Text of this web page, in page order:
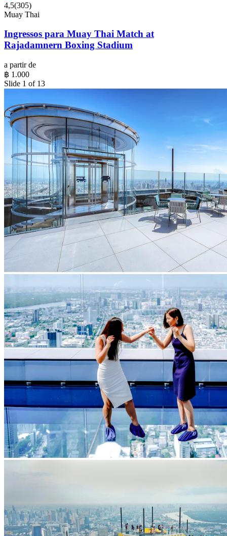
4,5(305)
Muay Thai
Ingressos para Muay Thai Match at
Rajadamnern Boxing Stadium
a partir de
฿ 1.000
Slide 1 of 13